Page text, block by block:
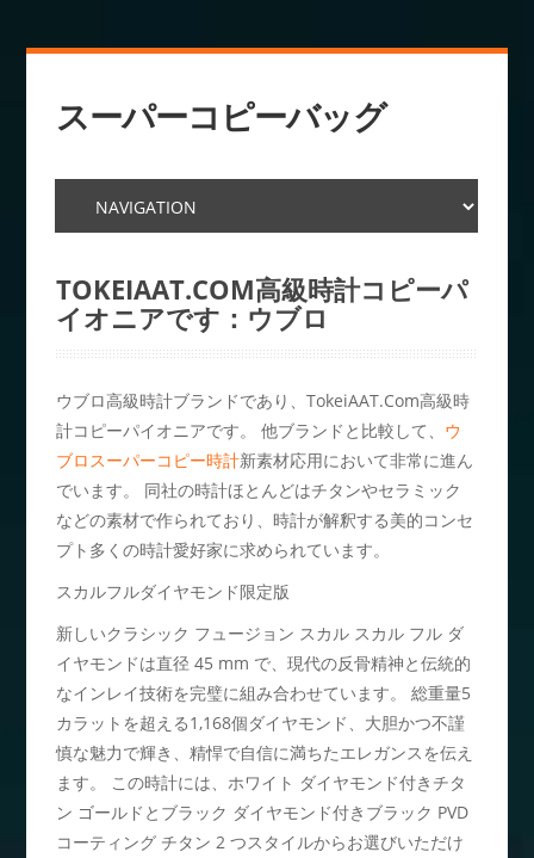
スーパーコピーバッグ
TOKEIAAT.COM高級時計コピーパ
イオニアです：ウブロ
ウブロ高級時計ブランドであり、TokeiAAT.Com高級時
計コピーパイオニアです。 他ブランドと比較して、 ウ
ブロスーパーコピー時計新素材応用において非常に進ん
でいます。 同社の時計ほとんどはチタンやセラミック
などの素材で作られており、時計が解釈する美的コンセ
プト多くの時計愛好家に求められています。
スカルフルダイヤモンド限定版
新しいクラシック フュージョン スカル スカル フル ダ
イヤモンドは直径 45 mm で、現代の反骨精神と伝統的
なインレイ技術を完璧に組み合わせています。 総重量5
カラットを超える1,168個ダイヤモンド、大胆かつ不謹
慎な魅力で輝き、精悍で自信に満ちたエレガンスを伝え
ます。 この時計には、ホワイト ダイヤモンド付きチタ
ン ゴールドとブラック ダイヤモンド付きブラック PVD ​​
コーティング チタン 2 つスタイルからお選びいただけ